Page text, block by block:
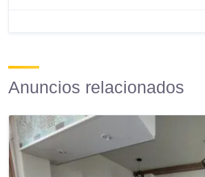
Anuncios relacionados